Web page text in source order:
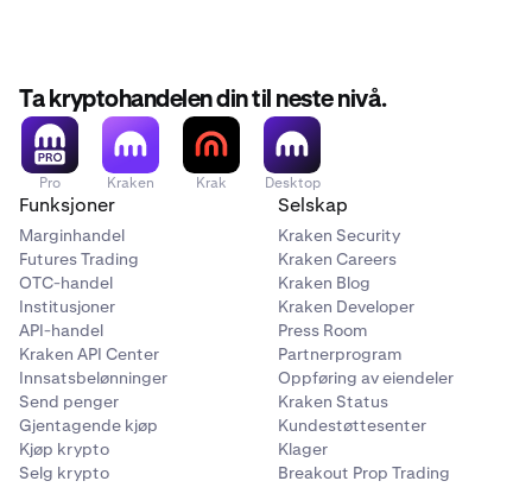
Ta kryptohandelen din til neste nivå.
Pro Kraken Krak Desktop
Funksjoner
Marginhandel
Futures Trading
OTC-handel
Institusjoner
API-handel
Kraken API Center
Innsatsbelønninger
Send penger
Gjentagende kjøp
Kjøp krypto
Selg krypto
Selskap
Kraken Security
Kraken Careers
Kraken Blog
Kraken Developer
Press Room
Partnerprogram
Oppføring av eiendeler
Kraken Status
Kundestøttesenter
Klager
Breakout Prop Trading